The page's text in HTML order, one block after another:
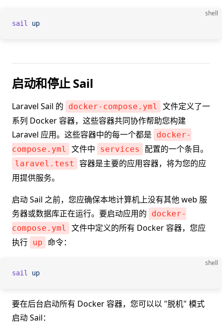
shell
sail up
启动和停止 Sail
Laravel Sail 的 docker-compose.yml
文件定义了一
系列 Docker 容器，这些容器共同协作帮助您构建
Laravel 应用。这些容器中的每一个都是
docker-
compose.yml
文件中 services 配置的一个条目。
laravel.test
容器是主要的应用容器，将为您的应
用提供服务。
启动 Sail 之前，您应确保本地计算机上没有其他 web 服
务器或数据库正在运行。要启动应用的
docker-
compose.yml
文件中定义的所有 Docker 容器，您应
执行 up 命令：
shell
sail up
要在后台启动所有 Docker 容器，您可以以 "脱机" 模式
启动 Sail：